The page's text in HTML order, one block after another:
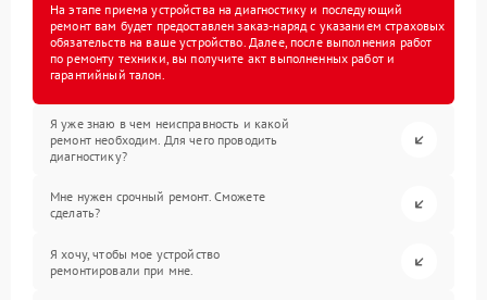
На этапе приема устройства на диагностику и последующий
ремонт вам будет предоставлен заказ-наряд с указанием страховых
обязательств на ваше устройство. Далее, после выполнения работ
по ремонту техники, вы получите акт выполненных работ и
гарантийный талон.
Я уже знаю в чем неисправность и какой
ремонт необходим. Для чего проводить
диагностику?
Мне нужен срочный ремонт. Сможете
сделать?
Я хочу, чтобы мое устройство
ремонтировали при мне.